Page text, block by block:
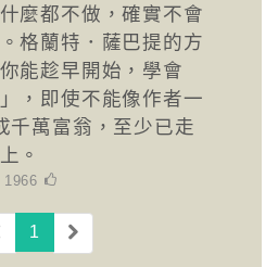
麼都不做，確實不會
格蘭特．薩巴提的方
能趁早開始，學會
，即使不能像作者一
千萬富翁，至少已走
。
1966
1 (current)